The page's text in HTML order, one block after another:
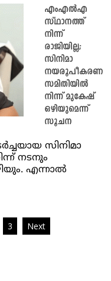
എംഎല്‍എ
സ്ഥാനത്ത്
നിന്ന്
രാജിയില്ല;
സിനിമാ
നയരൂപീകരണ
സമിതിയില്‍
നിന്ന് മുകേഷ്
ഒഴിയുമെന്ന്
സൂചന
സിനിമാ
നടനും
എന്നാൽ
3 Next